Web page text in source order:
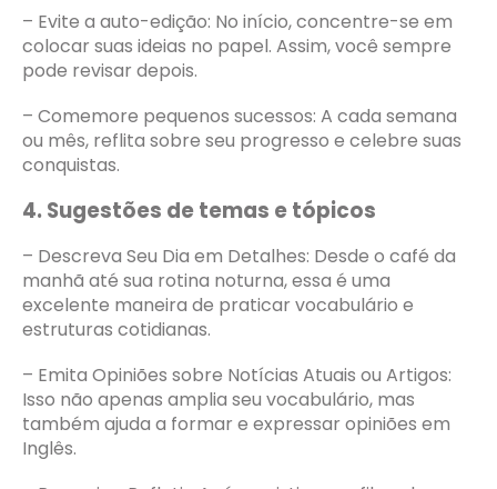
– Evite a auto-edição: No início, concentre-se em
colocar suas ideias no papel. Assim, você sempre
pode revisar depois.
– Comemore pequenos sucessos: A cada semana
ou mês, reflita sobre seu progresso e celebre suas
conquistas.
4. Sugestões de temas e tópicos
– Descreva Seu Dia em Detalhes: Desde o café da
manhã até sua rotina noturna, essa é uma
excelente maneira de praticar vocabulário e
estruturas cotidianas.
– Emita Opiniões sobre Notícias Atuais ou Artigos:
Isso não apenas amplia seu vocabulário, mas
também ajuda a formar e expressar opiniões em
Inglês.